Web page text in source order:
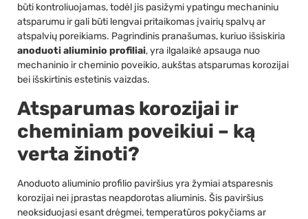
būti kontroliuojamas, todėl jis pasižymi ypatingu mechaniniu
atsparumu ir gali būti lengvai pritaikomas įvairių spalvų ar
atspalvių poreikiams. Pagrindinis pranašumas, kuriuo išsiskiria
anoduoti aliuminio profiliai, yra ilgalaikė apsauga nuo
mechaninio ir cheminio poveikio, aukštas atsparumas korozijai
bei išskirtinis estetinis vaizdas.
Atsparumas korozijai ir
cheminiam poveikiui – ką
verta žinoti?
Anoduoto aliuminio profilio paviršius yra žymiai atsparesnis
korozijai nei įprastas neapdorotas aliuminis. Šis paviršius
neoksiduojasi esant drėgmei, temperatūros pokyčiams ar